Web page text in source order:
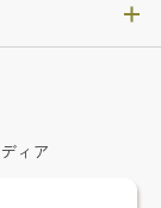
ィア